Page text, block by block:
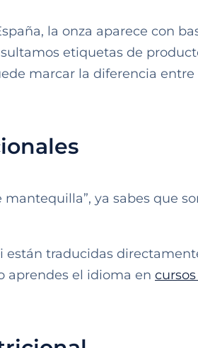
la onza aparece con
etiquetas de
marcar la diferencia
ya sabes que
están traducidas
aprendes el idioma en